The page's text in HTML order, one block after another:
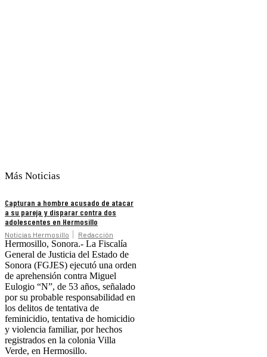
Más Noticias
Capturan a hombre acusado de atacar
a su pareja y disparar contra dos
adolescentes en Hermosillo
Noticias Hermosillo Redacción
Hermosillo, Sonora.- La Fiscalía
General de Justicia del Estado de
Sonora (FGJES) ejecutó una orden
de aprehensión contra Miguel
Eulogio “N”, de 53 años, señalado
por su probable responsabilidad en
los delitos de tentativa de
feminicidio, tentativa de homicidio
y violencia familiar, por hechos
registrados en la colonia Villa
Verde, en Hermosillo.